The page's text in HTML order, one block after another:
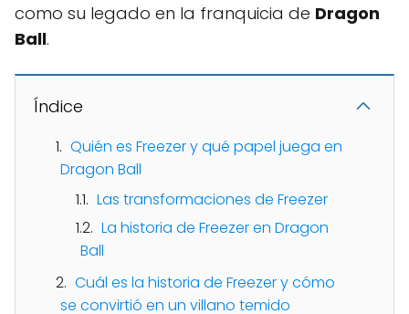
como su legado en la franquicia de Dragon
Ball.
Índice
Quién es Freezer y qué papel juega en
Dragon Ball
Las transformaciones de Freezer
La historia de Freezer en Dragon
Ball
Cuál es la historia de Freezer y cómo
se convirtió en un villano temido